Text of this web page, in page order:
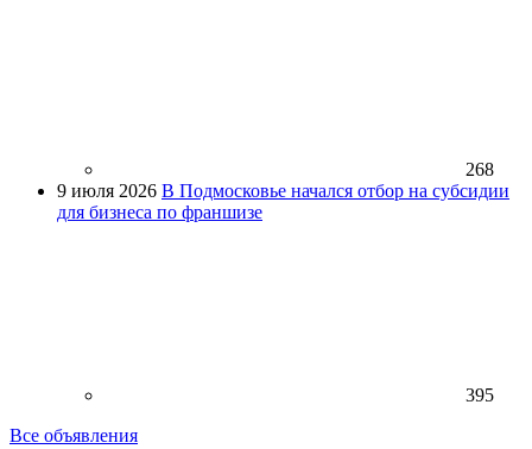
268
9 июля 2026 В Подмосковье начался отбор на субсидии
для бизнеса по франшизе
395
Все объявления